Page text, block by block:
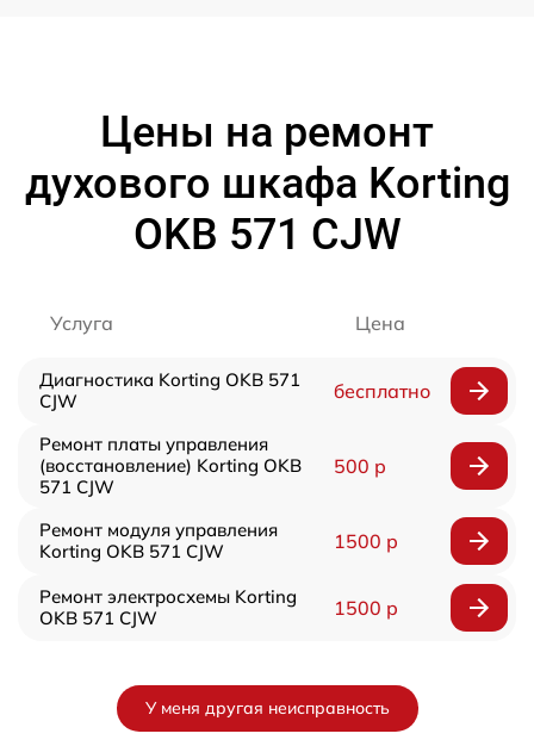
Цены на ремонт
духового шкафа Korting
OKB 571 CJW
Услуга Цена
Диагностика Korting OKB 571
CJW
бесплатно
Ремонт платы управления
(восстановление) Korting OKB
571 CJW
500 р
Ремонт модуля управления
Korting OKB 571 CJW
1500 р
Ремонт электросхемы Korting
OKB 571 CJW
1500 р
У меня другая неисправность